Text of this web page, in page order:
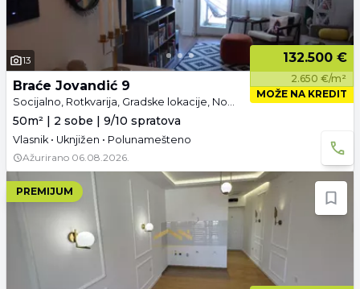
13 132.500 €
2.650 €/m²
MOŽE NA KREDIT
Braće Jovandić 9
Socijalno, Rotkvarija, Gradske lokacije, Novi Sad
50m² | 2 sobe | 9/10 spratova
Vlasnik • Uknjižen • Polunamešteno
Ažurirano 06.08.2026.
PREMIJUM